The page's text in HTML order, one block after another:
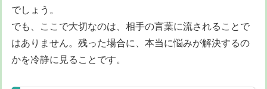
でしょう。
でも、ここで大切なのは、相手の言葉に流されることで
はありません。残った場合に、本当に悩みが解決するの
かを冷静に見ることです。